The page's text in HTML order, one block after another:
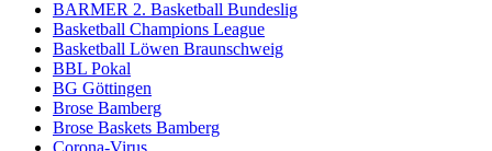
BARMER 2. Basketball Bundeslig
Basketball Champions League
Basketball Löwen Braunschweig
BBL Pokal
BG Göttingen
Brose Bamberg
Brose Baskets Bamberg